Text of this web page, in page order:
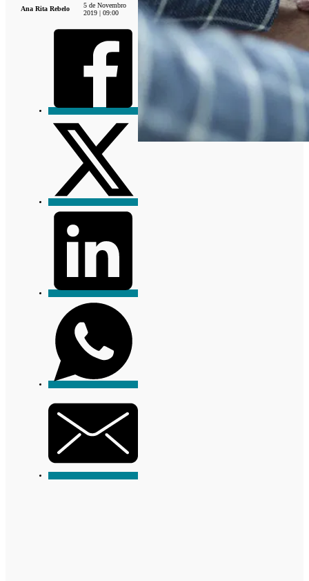
Ana Rita Rebelo
5 de Novembro
2019 | 09:00